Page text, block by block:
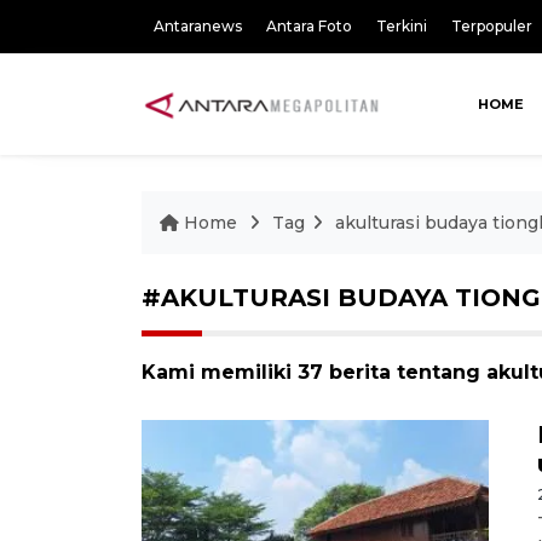
Antaranews Antara Foto Terkini Terpopuler
HOME
Home Tag akulturasi budaya
#AKULTURASI BUDAYA
Kami memiliki 37 berita tentang